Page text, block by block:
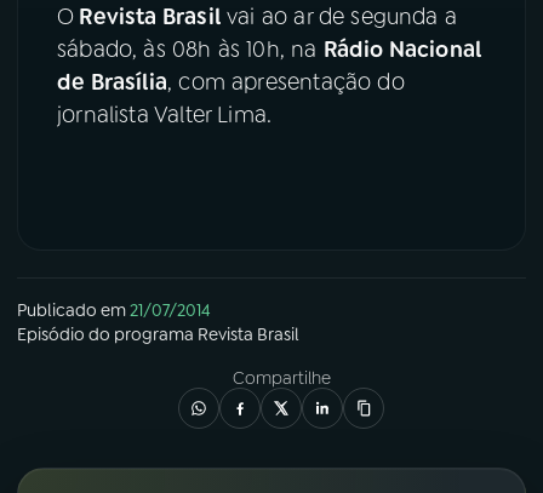
YouTube Facebook
O Revista Brasilvai ao ar de segunda a
sábado, às 08h às 10h, na Rádio Nacional
de Brasília, com apresentação do
jornalista Valter Lima.
Publicado em21/07/2014
Episódio do programa Revista Brasil
Compartilhe